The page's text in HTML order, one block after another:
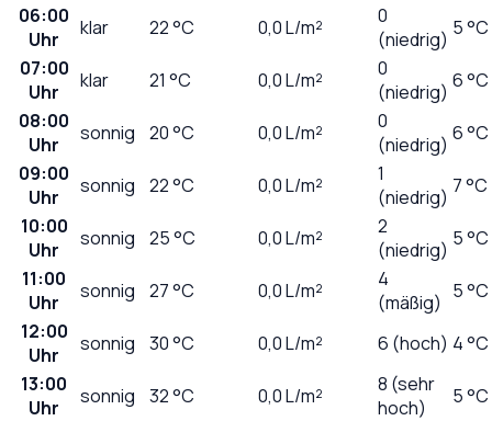
06:00
Uhr
klar 22°C 0,0L/m²
0
(niedrig) 5 °C
07:00
Uhr
klar 21 °C 0,0L/m²
0
(niedrig) 6 °C
08:00
Uhr
sonnig 20°C 0,0L/m²
0
(niedrig) 6 °C
09:00
Uhr
sonnig 22°C 0,0L/m²
1
(niedrig) 7 °C
10:00
Uhr
sonnig 25°C 0,0L/m²
2
(niedrig) 5 °C
11:00
Uhr
sonnig 27°C 0,0L/m²
4
(mäßig) 5 °C
12:00
Uhr
sonnig 30°C 0,0L/m² 6 (hoch) 4 °C
13:00
Uhr
sonnig 32°C 0,0L/m²
8 (sehr
hoch)
5 °C